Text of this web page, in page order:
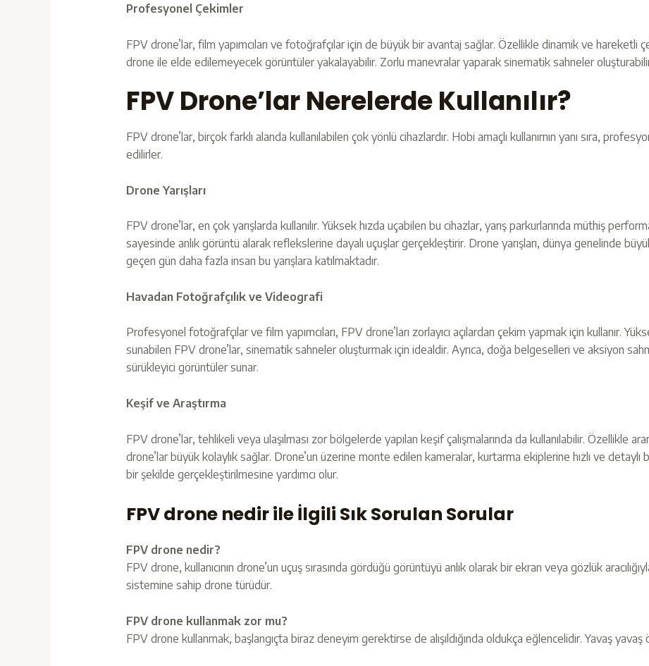
Profesyonel Çekimler
FPV drone’lar, film yapımcıları ve fotoğrafçılar için de büyük bir avantaj sağlar. Özellikle dinamik ve hareketli
drone ile elde edilemeyecek görüntüler yakalayabilir. Zorlu manevralar yaparak sinematik sahneler
FPV Drone’lar Nerelerde Kullanılır?
FPV drone’lar, birçok farklı alanda kullanılabilen çok yönlü cihazlardır. Hobi amaçlı kullanımın yanı sıra,
edilirler.
Drone Yarışları
FPV drone’lar, en çok yarışlarda kullanılır. Yüksek hızda uçabilen bu cihazlar, yarış parkurlarında müthiş
sayesinde anlık görüntü alarak reflekslerine dayalı uçuşlar gerçekleştirir. Drone yarışları, dünya genelinde
geçen gün daha fazla insan bu yarışlara katılmaktadır.
Havadan Fotoğrafçılık ve Videografi
Profesyonel fotoğrafçılar ve film yapımcıları, FPV drone’ları zorlayıcı açılardan çekim yapmak için kullanır.
sunabilen FPV drone’lar, sinematik sahneler oluşturmak için idealdir. Ayrıca, doğa belgeselleri ve aksiyon
sürükleyici görüntüler sunar.
Keşif ve Araştırma
FPV drone’lar, tehlikeli veya ulaşılması zor bölgelerde yapılan keşif çalışmalarında da kullanılabilir. Özellikle
drone’lar büyük kolaylık sağlar. Drone’un üzerine monte edilen kameralar, kurtarma ekiplerine hızlı ve detaylı
bir şekilde gerçekleştirilmesine yardımcı olur.
FPV drone nedir ile İlgili Sık Sorulan Sorular
FPV drone nedir?
FPV drone, kullanıcının drone’un uçuş sırasında gördüğü görüntüyü anlık olarak bir ekran veya gözlük
sistemine sahip drone türüdür.
FPV drone kullanmak zor mu?
FPV drone kullanmak, başlangıçta biraz deneyim gerektirse de alışıldığında oldukça eğlencelidir. Yavaş